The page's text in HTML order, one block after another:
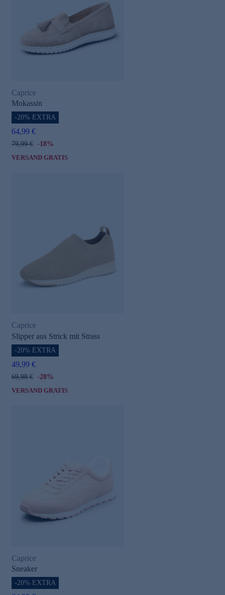
Caprice
Mokassin
-20% EXTRA
64,99 €
79,99 € -18%
VERSAND GRATIS
Caprice
Slipper aus Strick mit Strass
-20% EXTRA
49,99 €
69,98 € -28%
VERSAND GRATIS
Caprice
Sneaker
-20% EXTRA